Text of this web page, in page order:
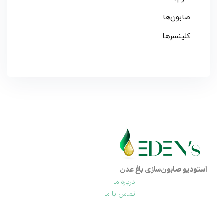
صابون‌ها
کلینسرها
استودیو صابون‌سازی باغ عدن
درباره ما
تماس با ما